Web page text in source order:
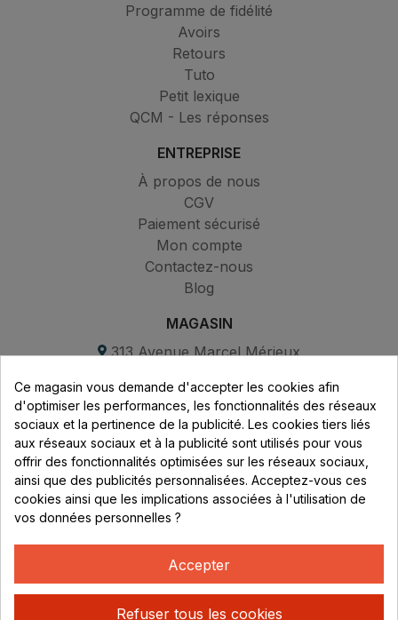
Programme de fidélité
Avoirs
Retours
Tuto
Petit lexique
QCM - Les réponses
ENTREPRISE
À propos de nous
CGV
Paiement sécurisé
Mon compte
Contactez-nous
Blog
MAGASIN
313 Avenue Marcel Mérieux
69530 Brignais
Lundi au vendredi :
8h - 16h
uniquement sur Rendez-vous
CONTACT
04 78 37 00 68
contact@rhonephilatelie.fr
Ce magasin vous demande d'accepter les cookies afin
d'optimiser les performances, les fonctionnalités des réseaux
sociaux et la pertinence de la publicité. Les cookies tiers liés
aux réseaux sociaux et à la publicité sont utilisés pour vous
offrir des fonctionnalités optimisées sur les réseaux sociaux,
ainsi que des publicités personnalisées. Acceptez-vous ces
cookies ainsi que les implications associées à l'utilisation de
vos données personnelles ?
Accepter
Refuser tous les cookies